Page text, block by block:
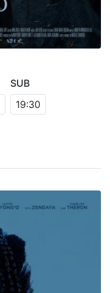
SUB
19:30